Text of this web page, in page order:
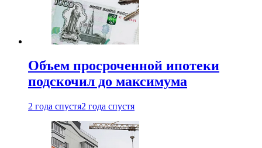
Объем просроченной ипотеки
подскочил до максимума
2 года спустя2 года спустя